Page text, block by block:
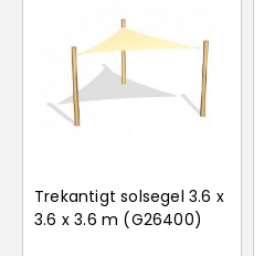
Trekantigt solsegel 3.6 x
3.6 x 3.6 m (G26400)